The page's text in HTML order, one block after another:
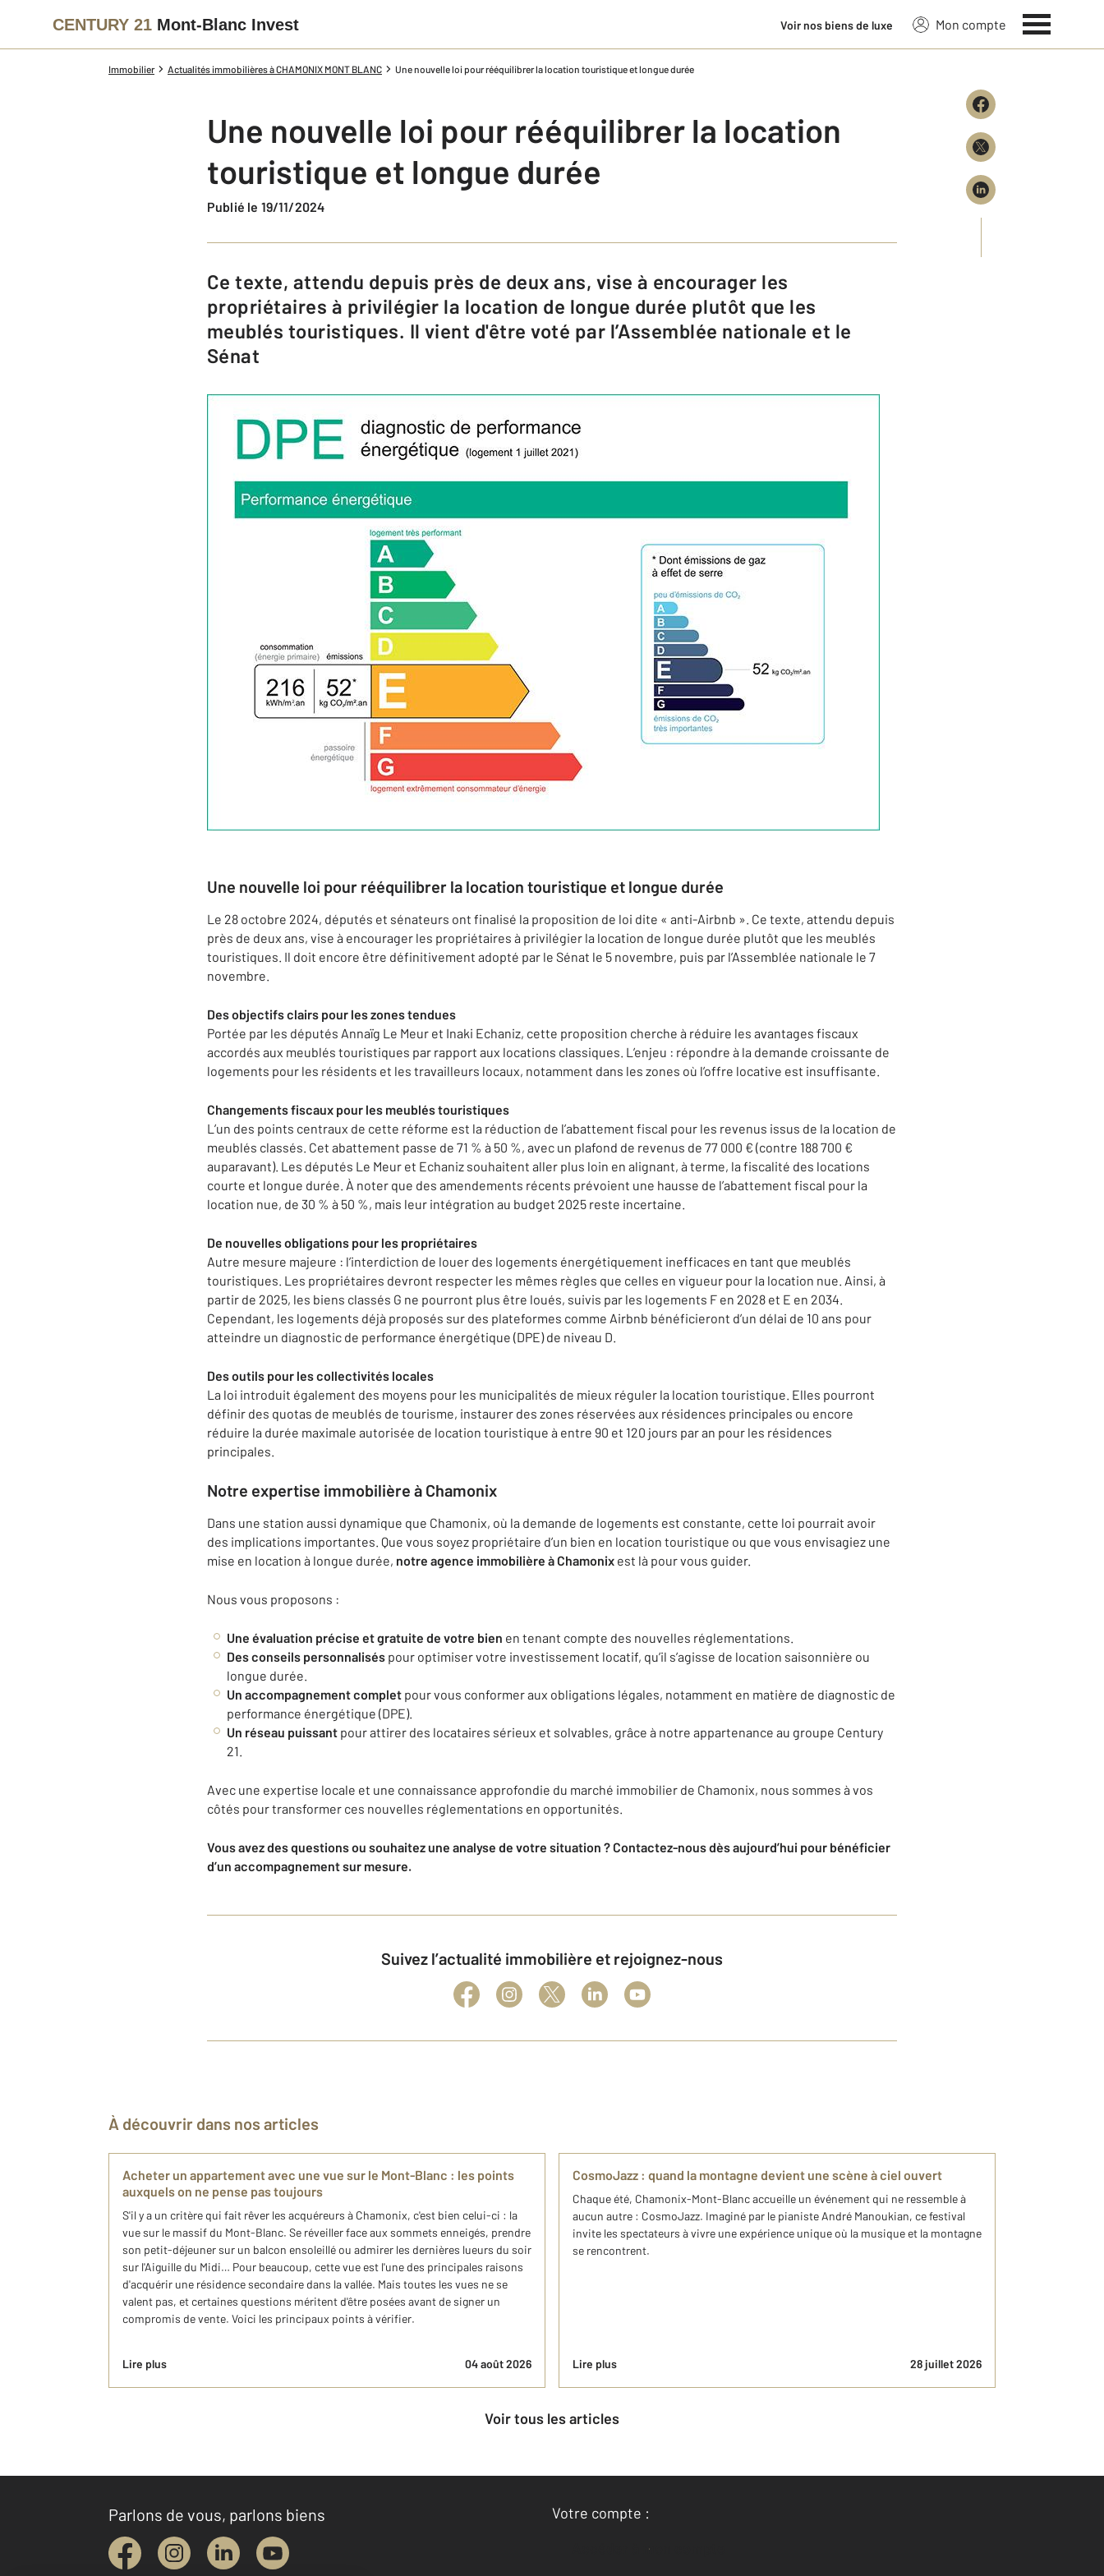
CENTURY 21 Mont-Blanc Invest Voir nos biens de luxe Mon compte
Immobilier Actualités immobilières à CHAMONIX MONT BLANC Une nouvelle loi pour rééquilibrer la location touristique et longue durée
Une nouvelle loi pour rééquilibrer la location
touristique et longue durée
Publié le 19/11/2024
Ce texte, attendu depuis près de deux ans, vise à encourager les
propriétaires à privilégier la location de longue durée plutôt que les
meublés touristiques. Il vient d'être voté par l’Assemblée nationale et le
Sénat
Une nouvelle loi pour rééquilibrer la location touristique et longue durée
Le 28 octobre 2024, députés et sénateurs ont finalisé la proposition de loi dite « anti-Airbnb ». Ce texte, attendu depuis
près de deux ans, vise à encourager les propriétaires à privilégier la location de longue durée plutôt que les meublés
touristiques. Il doit encore être définitivement adopté par le Sénat le 5 novembre, puis par l’Assemblée nationale le 7
novembre.
Des objectifs clairs pour les zones tendues
Portée par les députés Annaïg Le Meur et Inaki Echaniz, cette proposition cherche à réduire les avantages fiscaux
accordés aux meublés touristiques par rapport aux locations classiques. L’enjeu : répondre à la demande croissante de
logements pour les résidents et les travailleurs locaux, notamment dans les zones où l’offre locative est insuffisante.
Changements fiscaux pour les meublés touristiques
L’un des points centraux de cette réforme est la réduction de l’abattement fiscal pour les revenus issus de la location de
meublés classés. Cet abattement passe de 71 % à 50 %, avec un plafond de revenus de 77 000 € (contre 188 700 €
auparavant). Les députés Le Meur et Echaniz souhaitent aller plus loin en alignant, à terme, la fiscalité des locations
courte et longue durée. À noter que des amendements récents prévoient une hausse de l’abattement fiscal pour la
location nue, de 30 % à 50 %, mais leur intégration au budget 2025 reste incertaine.
De nouvelles obligations pour les propriétaires
Autre mesure majeure : l’interdiction de louer des logements énergétiquement inefficaces en tant que meublés
touristiques. Les propriétaires devront respecter les mêmes règles que celles en vigueur pour la location nue. Ainsi, à
partir de 2025, les biens classés G ne pourront plus être loués, suivis par les logements F en 2028 et E en 2034.
Cependant, les logements déjà proposés sur des plateformes comme Airbnb bénéficieront d’un délai de 10 ans pour
atteindre un diagnostic de performance énergétique (DPE) de niveau D.
Des outils pour les collectivités locales
La loi introduit également des moyens pour les municipalités de mieux réguler la location touristique. Elles pourront
définir des quotas de meublés de tourisme, instaurer des zones réservées aux résidences principales ou encore
réduire la durée maximale autorisée de location touristique à entre 90 et 120 jours par an pour les résidences
principales.
Notre expertise immobilière à Chamonix
Dans une station aussi dynamique que Chamonix, où la demande de logements est constante, cette loi pourrait avoir
des implications importantes. Que vous soyez propriétaire d’un bien en location touristique ou que vous envisagiez une
mise en location à longue durée, notre agence immobilière à Chamonix est là pour vous guider.
Nous vous proposons :
Une évaluation précise et gratuite de votre bien en tenant compte des nouvelles réglementations.
Des conseils personnalisés pour optimiser votre investissement locatif, qu’il s’agisse de location saisonnière ou
longue durée.
Un accompagnement complet pour vous conformer aux obligations légales, notamment en matière de diagnostic de
performance énergétique (DPE).
Un réseau puissant pour attirer des locataires sérieux et solvables, grâce à notre appartenance au groupe Century
21.
Avec une expertise locale et une connaissance approfondie du marché immobilier de Chamonix, nous sommes à vos
côtés pour transformer ces nouvelles réglementations en opportunités.
Vous avez des questions ou souhaitez une analyse de votre situation ? Contactez-nous dès aujourd’hui pour bénéficier
d’un accompagnement sur mesure.
Suivez l’actualité immobilière et rejoignez-nous
À découvrir dans nos articles
Acheter un appartement avec une vue sur le Mont-Blanc : les points
auxquels on ne pense pas toujours
S'il y a un critère qui fait rêver les acquéreurs à Chamonix, c'est bien celui-ci : la
vue sur le massif du Mont-Blanc. Se réveiller face aux sommets enneigés, prendre
son petit-déjeuner sur un balcon ensoleillé ou admirer les dernières lueurs du soir
sur l'Aiguille du Midi… Pour beaucoup, cette vue est l'une des principales raisons
d'acquérir une résidence secondaire dans la vallée. Mais toutes les vues ne se
valent pas, et certaines questions méritent d'être posées avant de signer un
compromis de vente. Voici les principaux points à vérifier.
Lire plus 04 août 2026
CosmoJazz : quand la montagne devient une scène à ciel ouvert
Chaque été, Chamonix-Mont-Blanc accueille un événement qui ne ressemble à
aucun autre : CosmoJazz. Imaginé par le pianiste André Manoukian, ce festival
invite les spectateurs à vivre une expérience unique où la musique et la montagne
se rencontrent.
Lire plus 28 juillet 2026
Voir tous les articles
Parlons de vous, parlons biens
Votre compte :
Accéder à mon compte